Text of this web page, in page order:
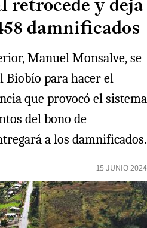
retrocede y deja
damnificados
Manuel Monsalve, se
Biobío para hacer el
que provocó el sistema
del bono de
a los damnificados.
15 JUNIO 2024